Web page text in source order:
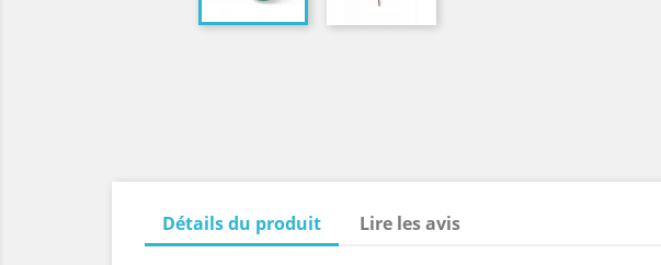
Détails du produit Lire les avis